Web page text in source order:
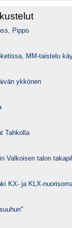
Pippo
MM-taistelu
ykkönen
Tahkolla
Valkoisen talon
KX- ja KLX-